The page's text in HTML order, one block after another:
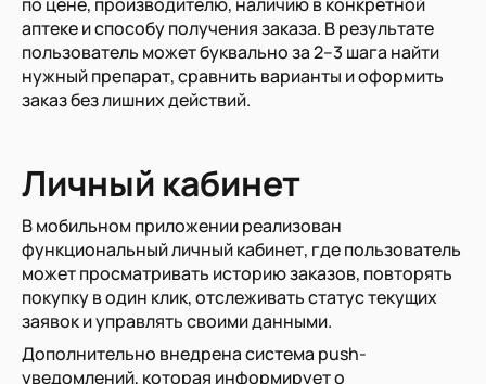
аптеке и способу получения заказа. В результате
пользователь может буквально за 2–3 шага найти
нужный препарат, сравнить варианты и оформить
заказ без лишних действий.
Личный кабинет
В мобильном приложении реализован
функциональный личный кабинет, где пользователь
может просматривать историю заказов, повторять
покупку в один клик, отслеживать статус текущих
заявок и управлять своими данными.
Дополнительно внедрена система push-
уведомлений, которая информирует о